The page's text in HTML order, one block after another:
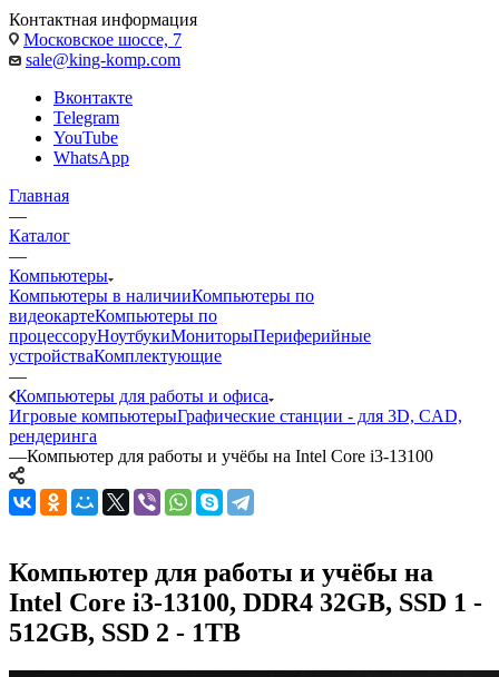
Контактная информация
Московское шоссе, 7
sale@king-komp.com
Вконтакте
Telegram
YouTube
WhatsApp
Главная
—
Каталог
—
Компьютеры
Компьютеры в наличииКомпьютеры по
видеокартеКомпьютеры по
процессоруНоутбукиМониторыПериферийные
устройстваКомплектующие
—
Компьютеры для работы и офиса
Игровые компьютерыГрафические станции - для 3D, CAD,
рендеринга
—Компьютер для работы и учёбы на Intel Core i3-13100
Компьютер для работы и учёбы на
Intel Core i3-13100, DDR4 32GB, SSD 1 -
512GB, SSD 2 - 1TB